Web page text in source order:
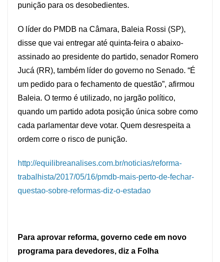
punição para os desobedientes.
O líder do PMDB na Câmara, Baleia Rossi (SP),
disse que vai entregar até quinta-feira o abaixo-
assinado ao presidente do partido, senador Romero
Jucá (RR), também líder do governo no Senado. “É
um pedido para o fechamento de questão”, afirmou
Baleia. O termo é utilizado, no jargão político,
quando um partido adota posição única sobre como
cada parlamentar deve votar. Quem desrespeita a
ordem corre o risco de punição.
http://equilibreanalises.com.br/noticias/reforma-
trabalhista/2017/05/16/pmdb-mais-perto-de-fechar-
questao-sobre-reformas-diz-o-estadao
Para aprovar reforma, governo cede em novo
programa para devedores, diz a Folha